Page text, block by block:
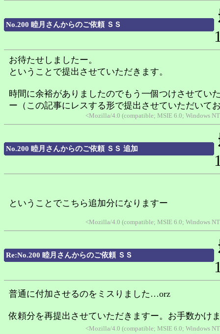
No.200 睦月さんからのご依頼 ＳＳ
お待たせしましたー。
ということで提出させていただきます。
時間に余裕がありましたのでもう一個つけさせてい
ー（この記事にレスする形で提出させていただいて
<Mozilla/4.0 (compatible; MSIE 6.0; Windows
No.200 睦月さんからのご依頼 ＳＳ 追加
ということでこちら追加分になりますー
<Mozilla/4.0 (compatible; MSIE 6.0; Windows
Re:No.200 睦月さんからのご依頼 ＳＳ
普通に付加させるのをミスりました…orz
依頼分を再提出させていただきますー。お手数かけ
<Mozilla/4.0 (compatible; MSIE 6.0; Windows